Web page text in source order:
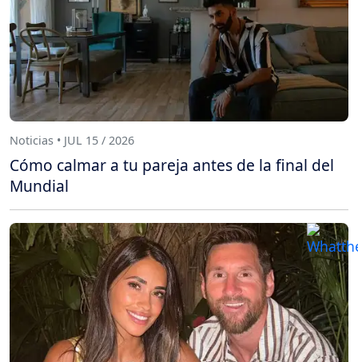
Noticias • JUL 15 / 2026
Cómo calmar a tu pareja antes de la final del
Mundial